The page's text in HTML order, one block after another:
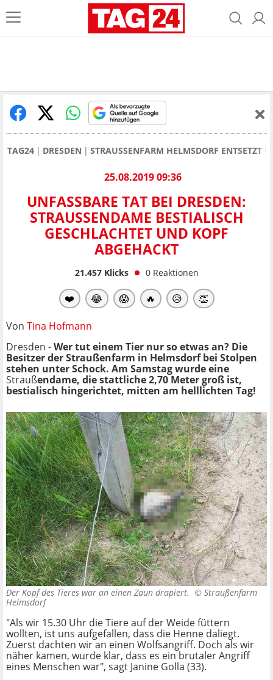
TAG24 DRESDEN STRAUSSENFARM HELMSDORF ENTSETZT
25.08.2019 09:36
UNFASSBARE TAT BEI DRESDEN:
STRAUSSENDAME BESTIALISCH G
ESCHLACHTET UND KOPF A
BGEHACKT
21.457Klicks 0 Reaktionen
❤️ 😂 😱 🔥 😥 👏
Von Tina Hofmann
Dresden -Wer tut einem Tier nur so etwas an? Die
Besitzer der Straußenfarm in Helmsdorf bei Stolpen
stehen unter Schock. Am Samstag wurde eine
Straußendame, die stattliche 2,70 Meter groß ist,
bestialisch hingerichtet, mitten am helllichten Tag!
Der Kopf des Tieres war an einen Zaun drapiert. © Straußenfarm
Helmsdorf
"Als wir 15.30 Uhr die Tiere auf der Weide füttern
wollten, ist uns aufgefallen, dass die Henne daliegt.
Zuerst dachten wir an einen Wolfsangriff. Doch als wir
näher kamen, wurde klar, dass es ein brutaler Angriff
eines Menschen war", sagt Janine Golla (33).